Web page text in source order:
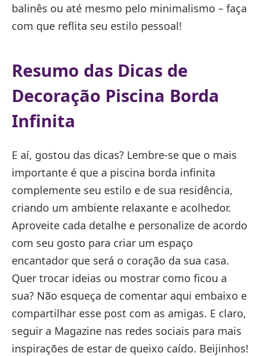
balinês ou até mesmo pelo minimalismo – faça
com que reflita seu estilo pessoal!
Resumo das Dicas de
Decoração Piscina Borda
Infinita
E aí, gostou das dicas? Lembre-se que o mais
importante é que a piscina borda infinita
complemente seu estilo e de sua residência,
criando um ambiente relaxante e acolhedor.
Aproveite cada detalhe e personalize de acordo
com seu gosto para criar um espaço
encantador que será o coração da sua casa.
Quer trocar ideias ou mostrar como ficou a
sua? Não esqueça de comentar aqui embaixo e
compartilhar esse post com as amigas. E claro,
seguir a Magazine nas redes sociais para mais
inspirações de estar de queixo caído. Beijinhos!